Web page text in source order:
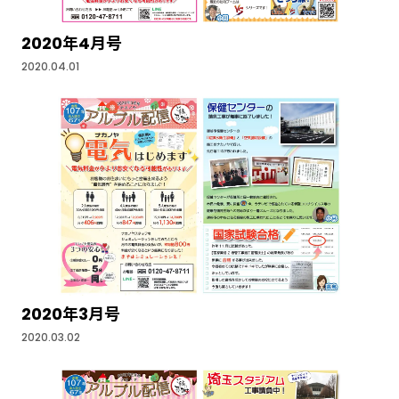
2020年4月号
2020.04.01
2020年3月号
2020.03.02